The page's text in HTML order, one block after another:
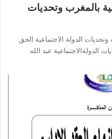
بالمغرب وتحديات
الدولة الاجتماعية الحق
الدولةالاجتماعية عبد الله